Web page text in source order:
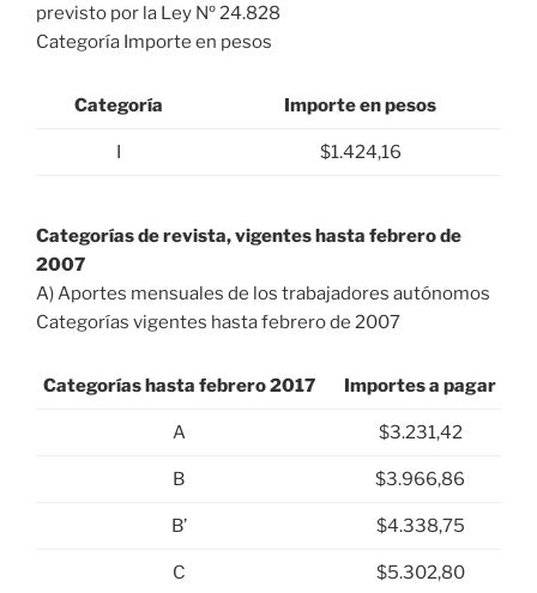
previsto por la Ley Nº 24.828
Categoría Importe en pesos
Categoría Importe en pesos
$1.424,16
Categorías de revista, vigentes hasta febrero de
2007
A) Aportes mensuales de los trabajadores autónomos
Categorías vigentes hasta febrero de 2007
Categorías hasta febrero 2017 Importes a pagar
A $3.231,42
B $3.966,86
B’ $4.338,75
C $5.302,80